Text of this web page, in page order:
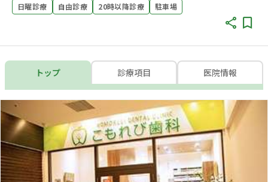
日曜診療 自由診療 20時以降診療 駐車場
トップ 診療項目 医院情報